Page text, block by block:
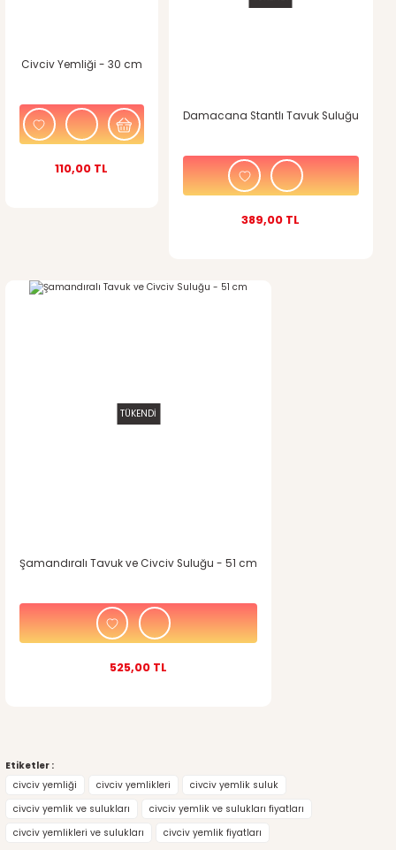
Civciv Yemliği - 30 cm
110,00 TL
Damacana Stantlı Tavuk Suluğu
389,00 TL
TÜKENDİ
Şamandıralı Tavuk ve Civciv Suluğu - 51 cm
525,00 TL
Etiketler :
civciv yemliği
civciv yemlikleri
civciv yemlik suluk
civciv yemlik ve sulukları
civciv yemlik ve sulukları fiyatları
civciv yemlikleri ve sulukları
civciv yemlik fiyatları